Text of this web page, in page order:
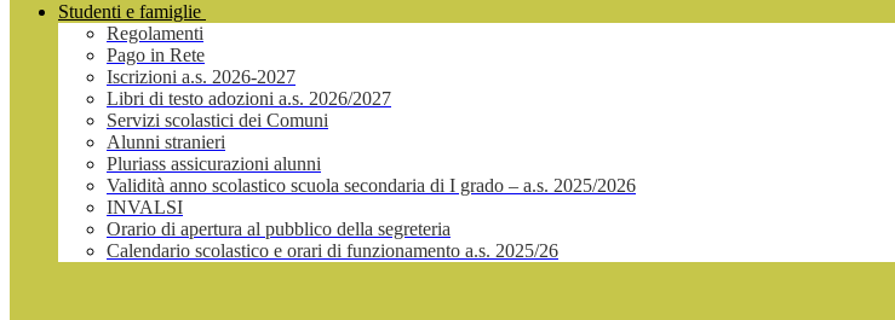
Studenti e famiglie
Regolamenti
Pago in Rete
Iscrizioni a.s. 2026-2027
Libri di testo adozioni a.s. 2026/2027
Servizi scolastici dei Comuni
Alunni stranieri
Pluriass assicurazioni alunni
Validità anno scolastico scuola secondaria di I grado – a.s. 2025/2026
INVALSI
Orario di apertura al pubblico della segreteria
Calendario scolastico e orari di funzionamento a.s. 2025/26